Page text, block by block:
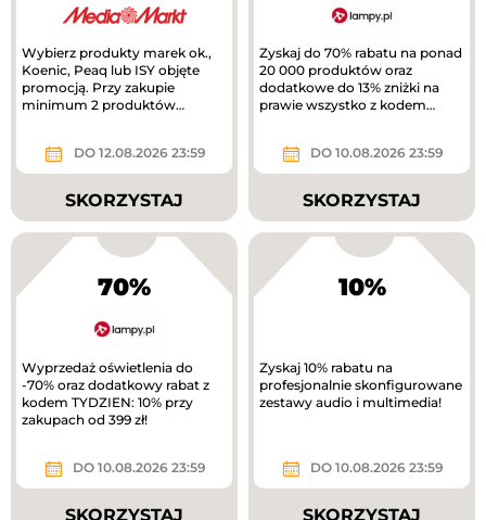
Wybierz produkty marek ok.,
Koenic, Peaq lub ISY objęte
promocją. Przy zakupie
minimum 2 produktów
DO 12.08.2026 23:59
SKORZYSTAJ
Zyskaj do 70% rabatu na ponad
20 000 produktów oraz
dodatkowe do 13% zniżki na
prawie wszystko z kodem
DO 10.08.2026 23:59
SKORZYSTAJ
70%
Wyprzedaż oświetlenia do
-70% oraz dodatkowy rabat z
kodem TYDZIEN: 10% przy
zakupach od 399 zł!
DO 10.08.2026 23:59
SKORZYSTAJ
10%
Zyskaj 10% rabatu na
profesjonalnie skonfigurowane
zestawy audio i multimedia!
DO 10.08.2026 23:59
SKORZYSTAJ